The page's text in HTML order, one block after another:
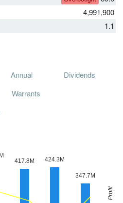
4,991,900
1.1
Annual
Dividends
Warrants